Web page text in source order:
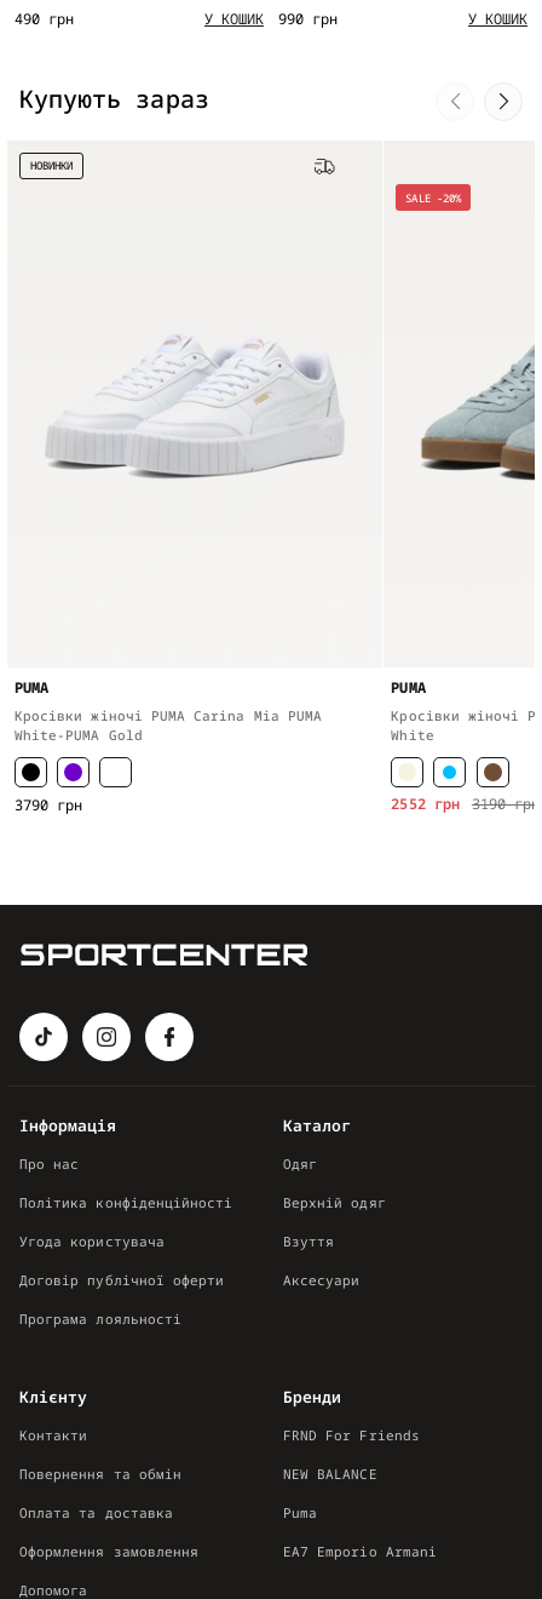
490 грн У КОШИК 990 грн У КОШИК
Купують зараз
НОВИНКИ
PUMA
Кросівки жіночі PUMA Carina Mia PUMA
White-PUMA Gold
3790 грн
SALE -20%
PUMA
Кросівки жіночі
White
3190 грн
2552 грн
Каталог
Одяг
Верхній одяг
Взуття
Аксесуари
Інформація
Про нас
Політика конфіденційності
Угода користувача
Договір публічної оферти
Програма лояльності
Клієнту
Контакти
Повернення та обмін
Оплата та доставка
Оформлення замовлення
Допомога
Бренди
FRND For Friends
NEW BALANCE
Puma
EA7 Emporio Armani